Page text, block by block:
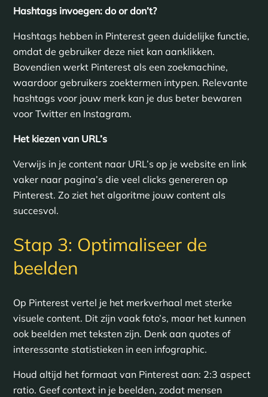
Hashtags invoegen: do or don’t?
Hashtags hebben in Pinterest geen duidelijke functie,
omdat de gebruiker deze niet kan aanklikken.
Bovendien werkt Pinterest als een zoekmachine,
waardoor gebruikers zoektermen intypen. Relevante
hashtags voor jouw merk kan je dus beter bewaren
voor Twitter en Instagram.
Het kiezen van URL’s
Verwijs in je content naar URL’s op je website en link
vaker naar pagina’s die veel clicks genereren op
Pinterest. Zo ziet het algoritme jouw content als
succesvol.
Stap 3: Optimaliseer de
beelden
Op Pinterest vertel je het merkverhaal met sterke
visuele content. Dit zijn vaak foto’s, maar het kunnen
ook beelden met teksten zijn. Denk aan quotes of
interessante statistieken in een infographic.
Houd altijd het formaat van Pinterest aan: 2:3 aspect
ratio. Geef context in je beelden, zodat mensen